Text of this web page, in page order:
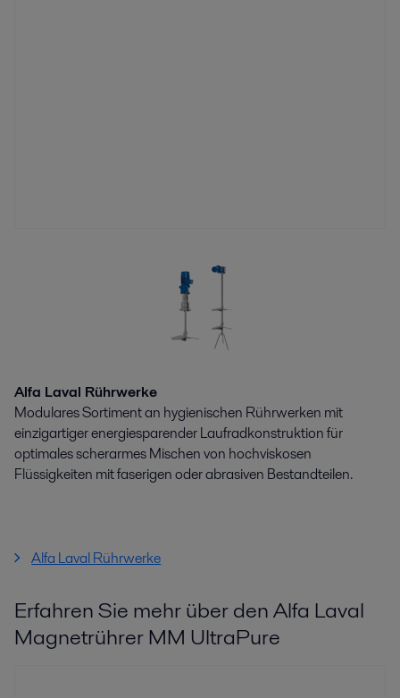
Alfa Laval Rührwerke
Modulares Sortiment an hygienischen Rührwerken mit
einzigartiger energiesparender Laufradkonstruktion für
optimales scherarmes Mischen von hochviskosen
Flüssigkeiten mit faserigen oder abrasiven Bestandteilen.
Alfa Laval Rührwerke
Erfahren Sie mehr über den Alfa Laval
Magnetrührer MM UltraPure